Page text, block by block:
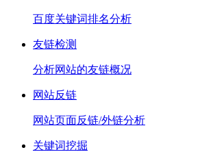
百度关键词排名分析
友链检测
分析网站的友链概况
网站反链
网站页面反链/外链分析
关键词挖掘